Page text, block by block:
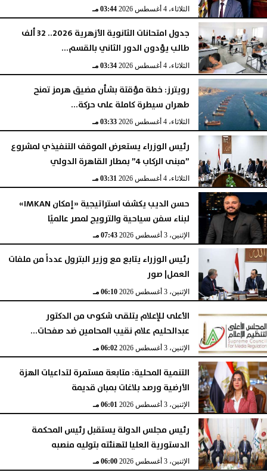
الثلاثاء، 4 أغسطس 2026 03:44 مـ
جدول امتحانات الثانوية الأزهرية 2026.. 32 ألف
طالب يؤدون الدور الثاني بالقسم...
الثلاثاء، 4 أغسطس 2026 03:34 مـ
رويترز: خطة مؤقتة بشأن مضيق هرمز تمنح
طهران سيطرة كاملة على حركة...
الثلاثاء، 4 أغسطس 2026 03:33 مـ
رئيس الوزراء يستعرض الموقف التنفيذي لمشروع
”مبنى الركاب 4” بمطار القاهرة الدولي
الثلاثاء، 4 أغسطس 2026 03:31 مـ
حسن الديب يكشف استراتيجية «إمكان IMKAN»
لبناء سفن سياحية والترويج لمصر عالميًا
الإثنين، 3 أغسطس 2026 07:43 مـ
رئيس الوزراء يتابع مع وزير البترول عدداً من ملفات
العمل| صور
الإثنين، 3 أغسطس 2026 06:10 مـ
الأعلى للإعلام يتلقى شكوى من الدكتور
عبدالحليم علام نقيب المحامين ضد صفحات...
الإثنين، 3 أغسطس 2026 06:02 مـ
التنمية المحلية: متابعة مستمرة لتداعيات الهزة
الأرضية ورصد بلاغات بمبان قديمة
الإثنين، 3 أغسطس 2026 06:01 مـ
رئيس مجلس الدولة يستقبل رئيس المحكمة
الدستورية العليا لتهنئته بتوليه منصبه
الإثنين، 3 أغسطس 2026 06:00 مـ